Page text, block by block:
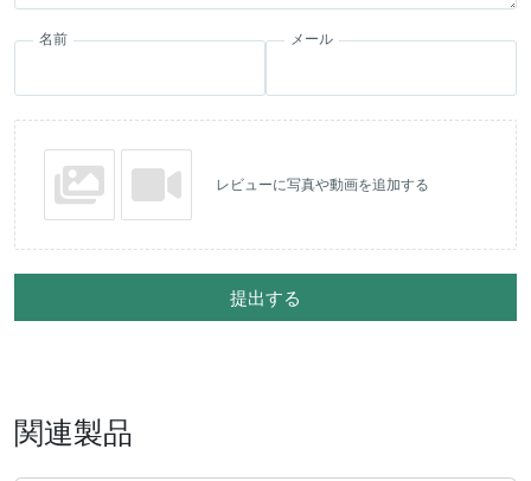
名前 メール
レビューに写真や動画を追加する
提出する
関連製品